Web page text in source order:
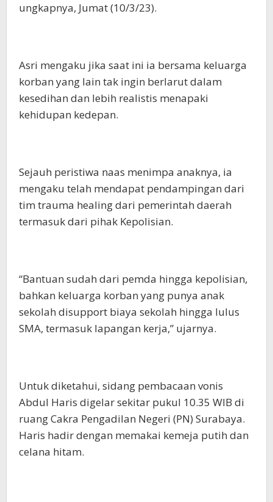
ungkapnya, Jumat (10/3/23).
Asri mengaku jika saat ini ia bersama keluarga
korban yang lain tak ingin berlarut dalam
kesedihan dan lebih realistis menapaki
kehidupan kedepan.
Sejauh peristiwa naas menimpa anaknya, ia
mengaku telah mendapat pendampingan dari
tim trauma healing dari pemerintah daerah
termasuk dari pihak Kepolisian.
“Bantuan sudah dari pemda hingga kepolisian,
bahkan keluarga korban yang punya anak
sekolah disupport biaya sekolah hingga lulus
SMA, termasuk lapangan kerja,” ujarnya.
Untuk diketahui, sidang pembacaan vonis
Abdul Haris digelar sekitar pukul 10.35 WIB di
ruang Cakra Pengadilan Negeri (PN) Surabaya.
Haris hadir dengan memakai kemeja putih dan
celana hitam.